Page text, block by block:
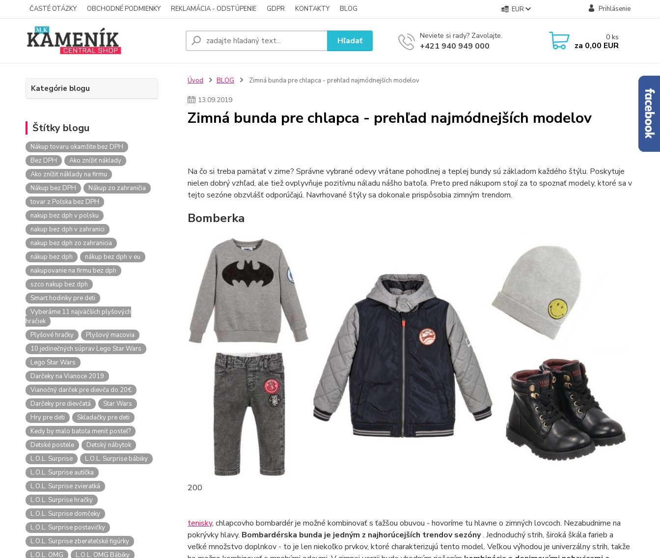
ČASTÉ OTÁZKY OBCHODNÉ PODMIENKY REKLAMÁCIA - ODSTÚPENIE GDPR KONTAKTY BLOG EUR Prihlásenie
Hľadať Neviete si rady? Zavolajte.
+421 940 949 000
0 ks
za 0,00 EUR
Kategórie blogu
Štítky blogu
Nákup tovaru okamžite bez DPH
Bez DPH
Ako znížiť náklady
Ako znížiť náklady na firmu
Nákup bez DPH
Nákup zo zahraničia
tovar z Poľska bez DPH
nakup bez dph v polsku
nakup bez dph v zahranici
nakup bez dph zo zahranicia
nákup bez dph
nákup bez dph v eu
nakupovanie na firmu bez dph
szco nakup bez dph
Smart hodinky pre deti
Vyberáme 11 najväčších plyšových
hračiek
Plyšové hračky
Plyšový macovia
10 jedinečných súprav Lego Star Wars
Lego Star Wars
Darčeky na Vianoce 2019
Vianočný darček pre dievča do 20€
Darčeky pre dievčatá
Star Wars
Hry pre deti
Skladačky pre deti
Kedy by malo batoľa meniť posteľ?
Detské postele
Detský nábytok
L.O.L. Surprise
L.O.L. Surprise bábiky
L.O.L. Surprise autíčka
L.O.L. Surprise zvieratká
L.O.L. Surprise hračky
L.O.L. Surprise domčeky
L.O.L. Surprise postavičky
L.O.L. Surprise zberateľské figúrky
L.O.L. OMG
L.O.L. OMG Bábiky
Úvod BLOG Zimná bunda pre chlapca - prehľad najmódnejších modelov
13.09.2019
Zimná bunda pre chlapca - prehľad najmódnejších modelov
Na čo si treba pamätať v zime? Správne vybrané odevy vrátane pohodlnej a teplej bundy sú základom každého štýlu. Poskytuje
nielen dobrý vzhľad, ale tiež ovplyvňuje pozitívnu náladu nášho batoľa. Preto pred nákupom stojí za to spoznať modely, ktoré sa v
tejto sezóne obzvlášť odporúčajú. Navrhované štýly sa dokonale prispôsobia zimným trendom.
Bomberka
200
tenisky, chlapcovho bombardér je možné kombinovať s ťažšou obuvou - hovoríme tu hlavne o zimných lovcoch. Nezabudnime na
pokrývky hlavy. Bombardérska bunda je jedným z najhorúcejších trendov sezóny. Jednoduchý strih, široká škála farieb a
veľké množstvo doplnkov - to je len niekoľko prvkov, ktoré charakterizujú tento model. Veľkou výhodou je univerzálny strih, takže